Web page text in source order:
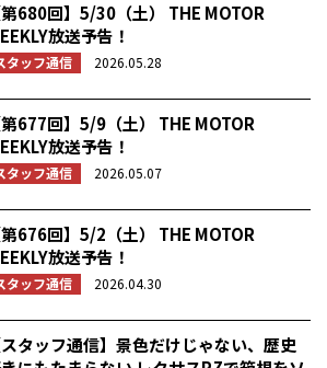
第680回】5/30（土） THE MOTOR
放送予告！
タッフ通信 2026.05.28
第677回】5/9（土） THE MOTOR
放送予告！
タッフ通信 2026.05.07
第676回】5/2（土） THE MOTOR
放送予告！
タッフ通信 2026.04.30
スタッフ通信】景色だけじゃない、歴史